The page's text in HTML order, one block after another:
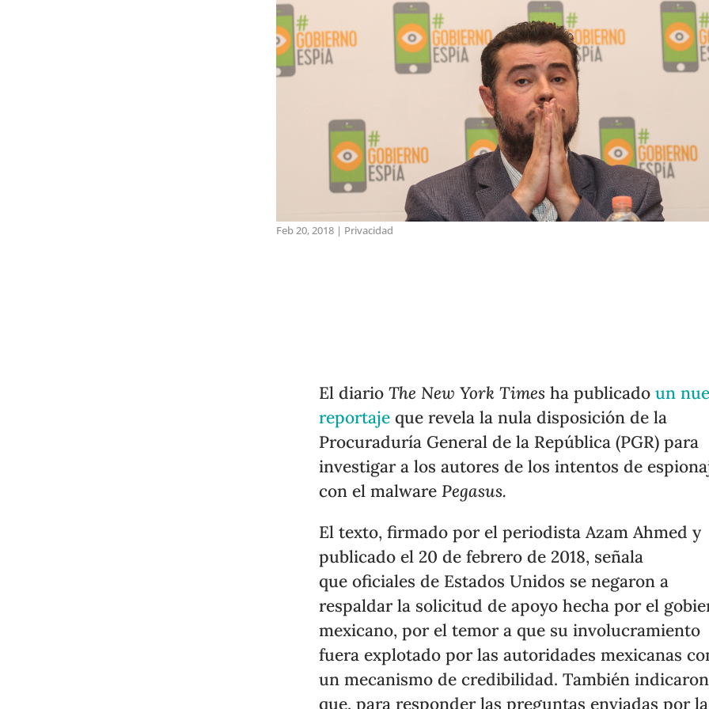
Feb 20, 2018 | Privacidad
El diarioThe New York Times ha publicadoun
reportaje que revela la nula disposición de la
Procuraduría General de la República (PGR) para
investigar a los autores de los intentos de
con el malwarePegasus.
El texto, firmado por el periodista Azam Ahmed y
publicado el 20 de febrero de 2018, señala
que oficiales de Estados Unidos se negaron a
respaldar la solicitud de apoyo hecha por el
mexicano, por el temor a que su involucramiento
fuera explotado por las autoridades mexicanas
un mecanismo de credibilidad. También indicaron
que, para responder las preguntas enviadas por la